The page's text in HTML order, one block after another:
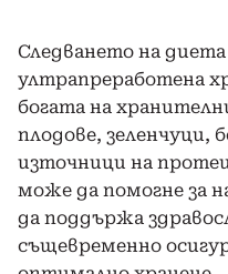
Следването на
ултрапреработена
богата на
плодове, зеленчуци,
източници на
може да помогне за
да поддържа
същевременно